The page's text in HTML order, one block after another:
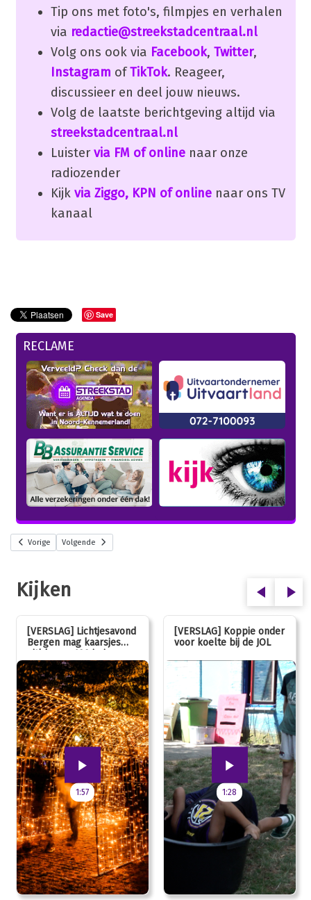
Tip ons met foto's, filmpjes en verhalen
via redactie@streekstadcentraal.nl
Volg ons ook via Facebook, Twitter,
Instagram ofTikTok. Reageer,
discussieer en deel jouw nieuws.
Volg de laatste berichtgeving altijd via
streekstadcentraal.nl
Luister via FM of onlinenaar onze
radiozender
Kijk via Ziggo, KPN of onlinenaar ons TV
kanaal
Save
RECLAME
Vorige Volgende
Kijken
[VERSLAG] Lichtjesavond
Bergen mag kaarsjes
uitblazen: 100 jarig
jubileum!
1:57
[VERSLAG] Koppie onder
voor koelte bij de JOL
1:28